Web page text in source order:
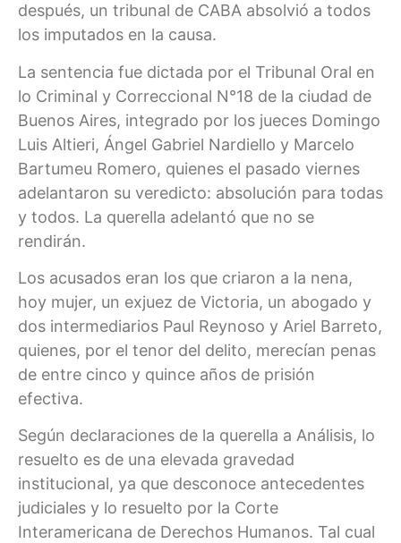
después, un tribunal de CABA absolvió a todos
los imputados en la causa.
La sentencia fue dictada por el Tribunal Oral en
lo Criminal y Correccional N°18 de la ciudad de
Buenos Aires, integrado por los jueces Domingo
Luis Altieri, Ángel Gabriel Nardiello y Marcelo
Bartumeu Romero, quienes el pasado viernes
adelantaron su veredicto: absolución para todas
y todos. La querella adelantó que no se
rendirán.
Los acusados eran los que criaron a la nena,
hoy mujer, un exjuez de Victoria, un abogado y
dos intermediarios Paul Reynoso y Ariel Barreto,
quienes, por el tenor del delito, merecían penas
de entre cinco y quince años de prisión
efectiva.
Según declaraciones de la querella a Análisis, lo
resuelto es de una elevada gravedad
institucional, ya que desconoce antecedentes
judiciales y lo resuelto por la Corte
Interamericana de Derechos Humanos. Tal cual